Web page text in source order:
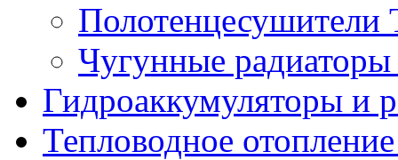
Чугунные
Гидроаккумуляторы и
Тепловодное